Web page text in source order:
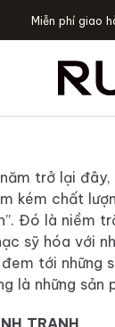
Miễn phí giao
trở lại
kém chất
Đó là niềm
sỹ hóa với
tới những
là những
TRANH